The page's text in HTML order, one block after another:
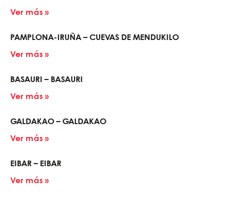
Ver más »
PAMPLONA-IRUÑA – CUEVAS DE MENDUKILO
Ver más »
BASAURI – BASAURI
Ver más »
GALDAKAO – GALDAKAO
Ver más »
EIBAR – EIBAR
Ver más »